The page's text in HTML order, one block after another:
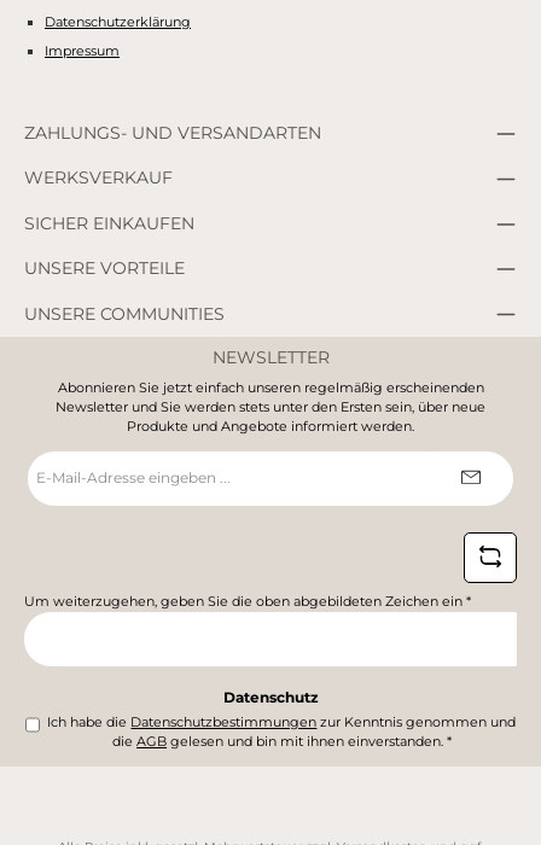
Datenschutzerklärung
Impressum
ZAHLUNGS- UND VERSANDARTEN
WERKSVERKAUF
SICHER EINKAUFEN
UNSERE COMMUNITIES
UNSERE VORTEILE
NEWSLETTER
Abonnieren Sie jetzt einfach unseren regelmäßig erscheinenden
Newsletter und Sie werden stets unter den Ersten sein, über neue
Produkte und Angebote informiert werden.
E-
Mail-
Adresse
Um weiterzugehen, geben Sie die oben abgebildeten Zeichen ein *
Datenschutz
Ich habe die Datenschutzbestimmungen zur Kenntnis genommen und
dieAGB gelesen und bin mit ihnen einverstanden.*